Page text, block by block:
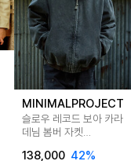
MINIMALPROJECT
슬로우 레코드 보아 카라
데님 봄버 자켓
138,000 42%